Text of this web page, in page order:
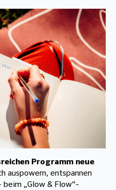
Programm neue
auspowern, entspannen
beim „Glow & Flow“-